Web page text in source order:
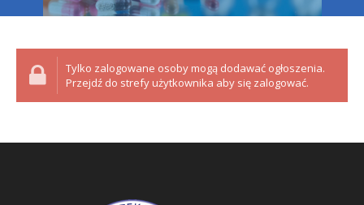
Tylko zalogowane osoby mogą dodawać ogłoszenia.
Przejdź do strefy użytkownika aby się zalogować.